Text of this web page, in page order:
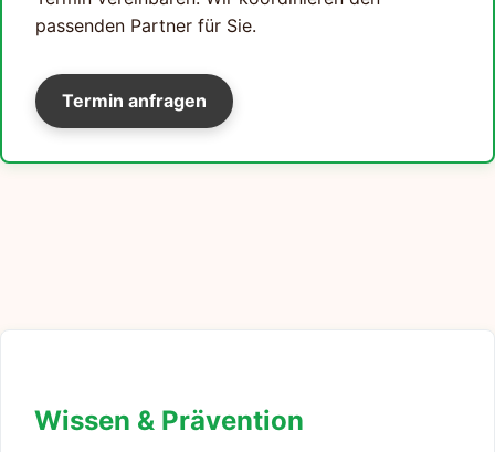
passenden Partner für Sie.
Termin anfragen
Wissen & Prävention